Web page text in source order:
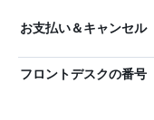
お支払い＆キャンセル
フロントデスクの番号